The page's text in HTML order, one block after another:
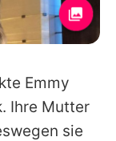
Emmy
Ihre Mutter
sie